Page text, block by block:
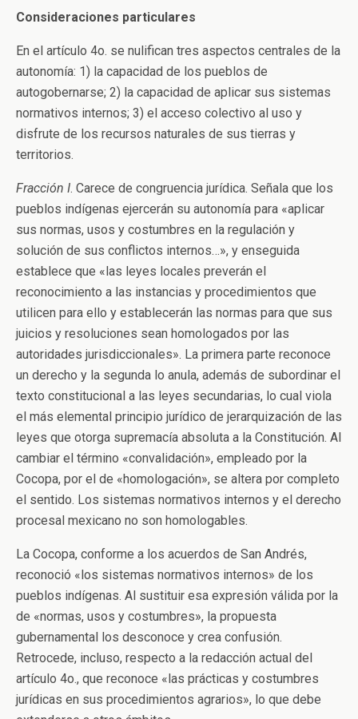
Consideraciones particulares
En el artículo 4o. se nulifican tres aspectos centrales de la
autonomía: 1) la capacidad de los pueblos de
autogobernarse; 2) la capacidad de aplicar sus sistemas
normativos internos; 3) el acceso colectivo al uso y
disfrute de los recursos naturales de sus tierras y
territorios.
Fracción I. Carece de congruencia jurídica. Señala que los
pueblos indígenas ejercerán su autonomía para «aplicar
sus normas, usos y costumbres en la regulación y
solución de sus conflictos internos…», y enseguida
establece que «las leyes locales preverán el
reconocimiento a las instancias y procedimientos que
utilicen para ello y establecerán las normas para que sus
juicios y resoluciones sean homologados por las
autoridades jurisdiccionales». La primera parte reconoce
un derecho y la segunda lo anula, además de subordinar el
texto constitucional a las leyes secundarias, lo cual viola
el más elemental principio jurídico de jerarquización de las
leyes que otorga supremacía absoluta a la Constitución. Al
cambiar el término «convalidación», empleado por la
Cocopa, por el de «homologación», se altera por completo
el sentido. Los sistemas normativos internos y el derecho
procesal mexicano no son homologables.
La Cocopa, conforme a los acuerdos de San Andrés,
reconoció «los sistemas normativos internos» de los
pueblos indígenas. Al sustituir esa expresión válida por la
de «normas, usos y costumbres», la propuesta
gubernamental los desconoce y crea confusión.
Retrocede, incluso, respecto a la redacción actual del
artículo 4o., que reconoce «las prácticas y costumbres
jurídicas en sus procedimientos agrarios», lo que debe